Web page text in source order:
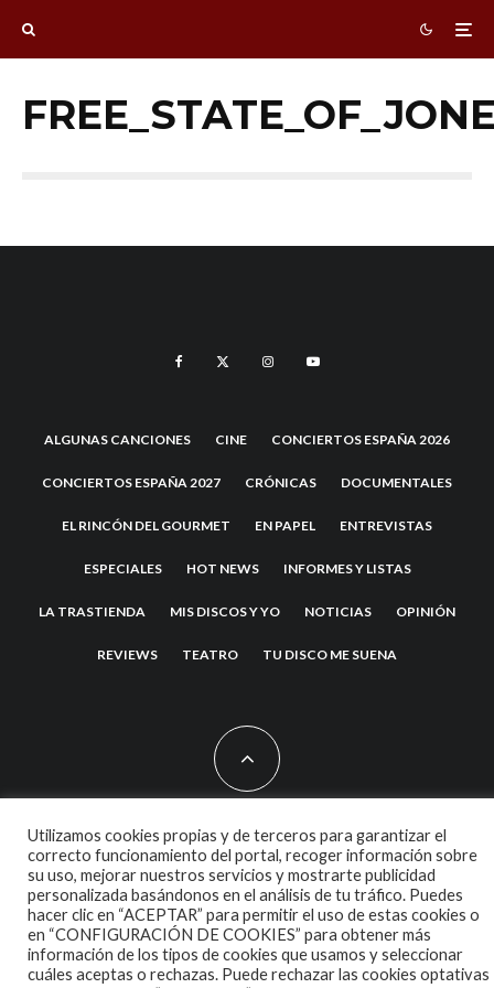
ALGUNAS CANCIONES CINE CONCIERTOS ESPAÑA 2026
CONCIERTOS ESPAÑA 2027 CRÓNICAS DOCUMENTALES
EL RINCÓN DEL GOURMET EN PAPEL ENTREVISTAS
ESPECIALES HOT NEWS INFORMES Y LISTAS
LA TRASTIENDA MIS DISCOS Y YO NOTICIAS OPINIÓN
REVIEWS TEATRO TU DISCO ME SUENA
2007 COPYRIGHT -CODETIPITHEME
Utilizamos cookies propias y de terceros para garantizar el
correcto funcionamiento del portal, recoger información sobre
su uso, mejorar nuestros servicios y mostrarte publicidad
personalizada basándonos en el análisis de tu tráfico. Puedes
hacer clic en “ACEPTAR” para permitir el uso de estas cookies o
en “CONFIGURACIÓN DE COOKIES” para obtener más
información de los tipos de cookies que usamos y seleccionar
cuáles aceptas o rechazas. Puede rechazar las cookies optativas